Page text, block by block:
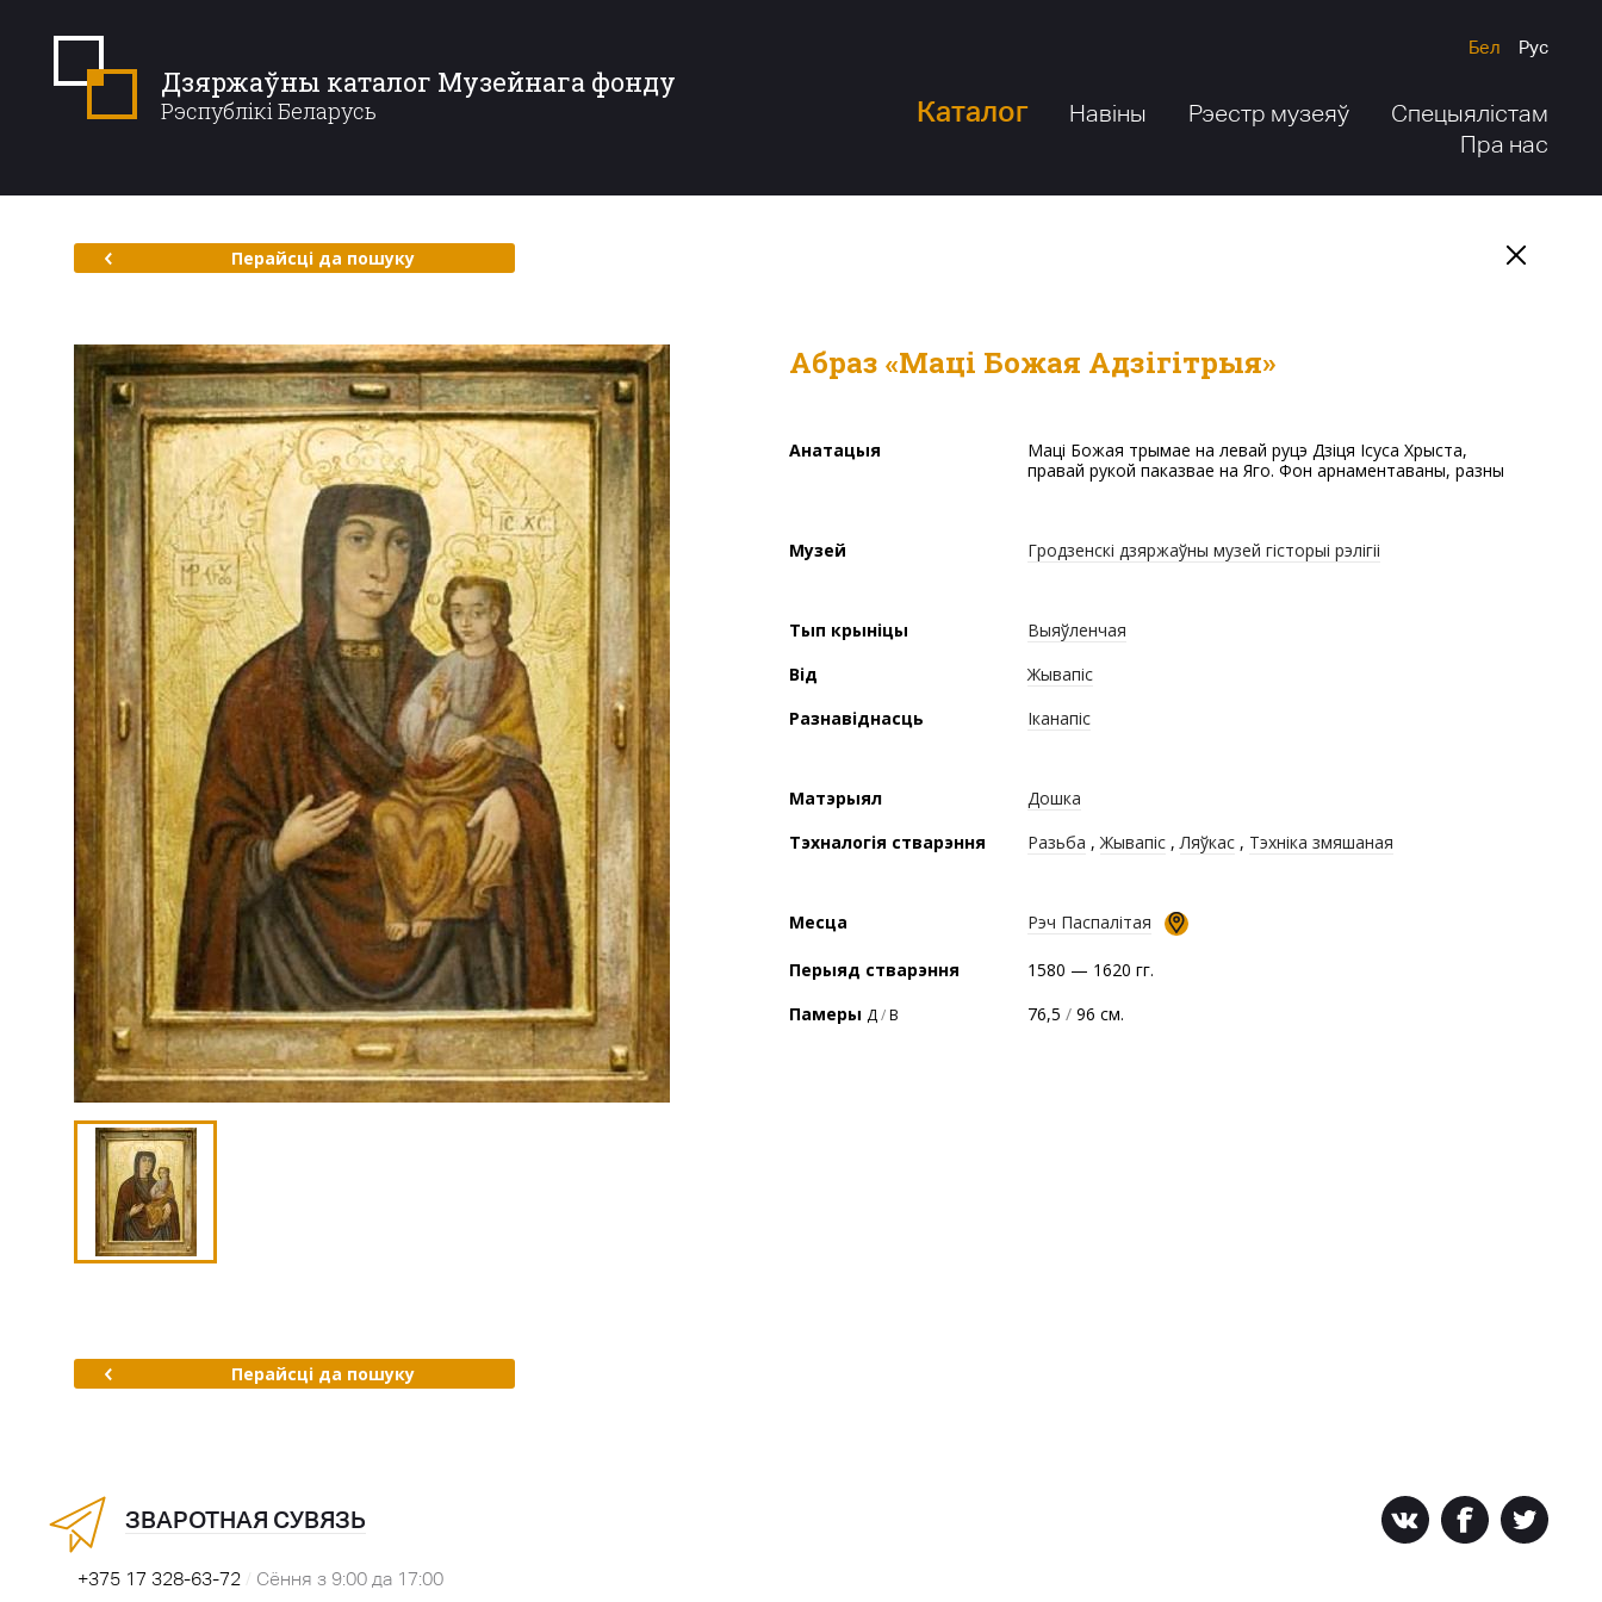
Дзяржаўны каталог Музейнага фонду
Рэспублікі Беларусь
Бел Рус
Каталог Навіны Рэестр музеяў
Спецыялістам
Пра нас
Перайсці да пошуку
Абраз «Маці Божая Адзігітрыя»
Анатацыя
Маці Божая трымае на левай руцэ Дзіця Ісуса Хрыста,
правай рукой паказвае на Яго. Фон арнаментаваны, разны
Музей Гродзенскі дзяржаўны музей гісторыі рэлігіі
Тып крыніцы
Выяўленчая
Від
Жывапіс
Разнавіднасць
Іканапіс
Матэрыял
Дошка
Тэхналогія стварэння
Разьба ,Жывапіс ,Ляўкас , Тэхніка змяшаная
Месца Рэч Паспалітая
Перыяд стварэння
1580 — 1620 гг.
Памеры Д/В 76,5 / 96 см.
Перайсці да пошуку
ЗВАРОТНАЯ СУВЯЗЬ
+375 17 328-63-72 / Сёння з 9:00 да 17:00